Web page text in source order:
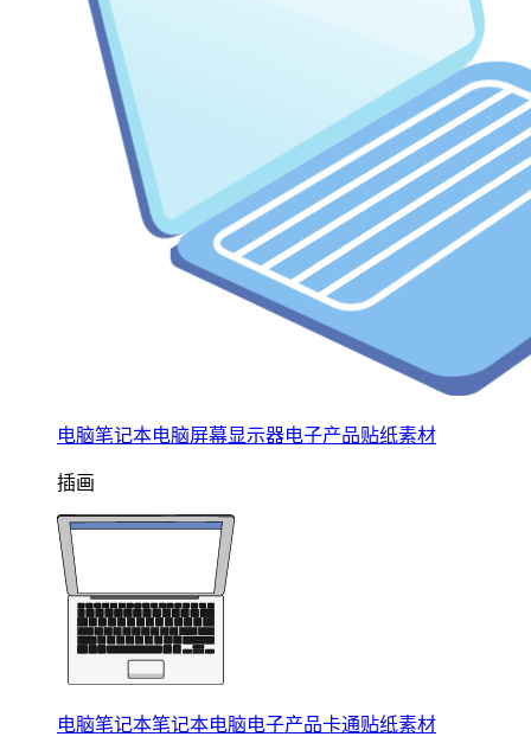
电脑笔记本电脑屏幕显示器电子产品贴纸素材
插画
电脑笔记本笔记本电脑电子产品卡通贴纸素材